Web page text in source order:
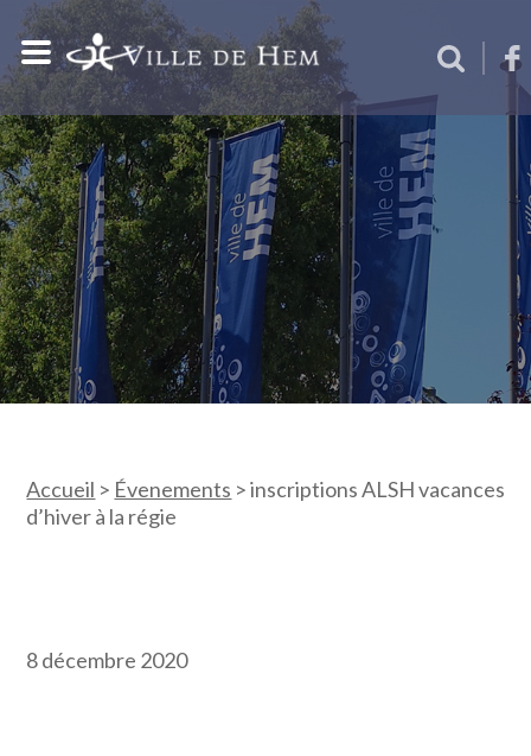
Accueil > Évenements >inscriptions ALSH vacances
d’hiver à la régie
8 décembre 2020